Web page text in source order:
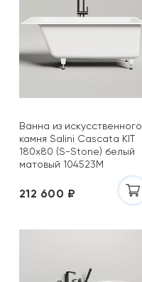
Ванна из искусственного
камня Salini Cascata KIT
180x80 (S-Stone) белый
матовый 104523M
212 600 ₽